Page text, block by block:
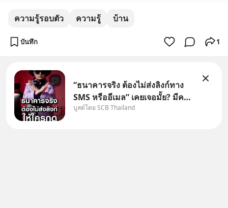
ความรู้รอบตัว ความรู้ บ้าน
บันทึก 1
“ธนาคารจริง ต้องไม่ส่งลิงก์ทาง
SMS หรืออีเมล” เคยเจอมั้ย? มีคน
อ้างว่าโทรจากธนาคาร บอกว่า
บูสต์โดย SCB Thailand